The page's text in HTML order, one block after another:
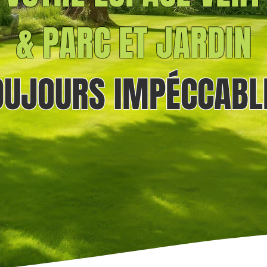
& PARC ET JARDIN